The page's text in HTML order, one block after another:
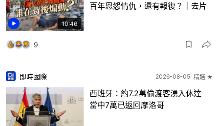
10:46
百年恩怨情仇，還有報復？｜去片
9
即時國際 2026-08-05 精選 ★
西班牙：約7.2萬偷渡客湧入休達
當中7萬已返回摩洛哥